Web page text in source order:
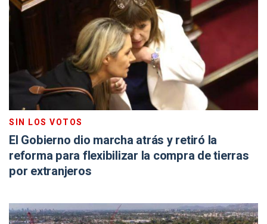
SIN LOS VOTOS
El Gobierno dio marcha atrás y retiró la
reforma para flexibilizar la compra de tierras
por extranjeros